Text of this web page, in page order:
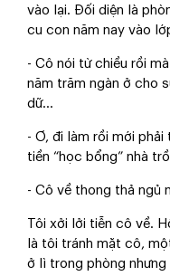
vào lại. Đối diện là
cu con năm nay vào
- Cô nói từ chiều rồi
năm trăm ngàn ở cho
dữ...
- Ơ, đi làm rồi mới
tiền “học bổng” nhà
- Cô về thong thả ngủ
Tôi xởi lởi tiễn cô về.
là tôi tránh mặt cô,
ở lì trong phòng nhưng